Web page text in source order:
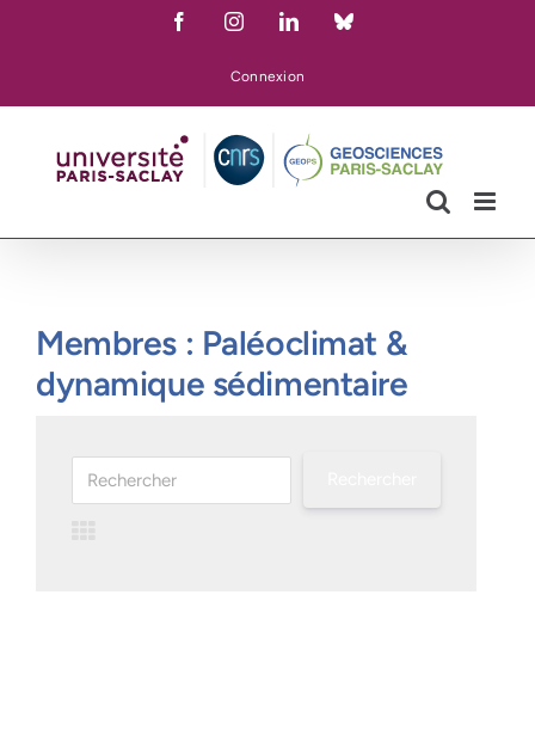
FacebookInstagramLinkedInBluesky
Connexion
Membres : Paléoclimat &
dynamique sédimentaire